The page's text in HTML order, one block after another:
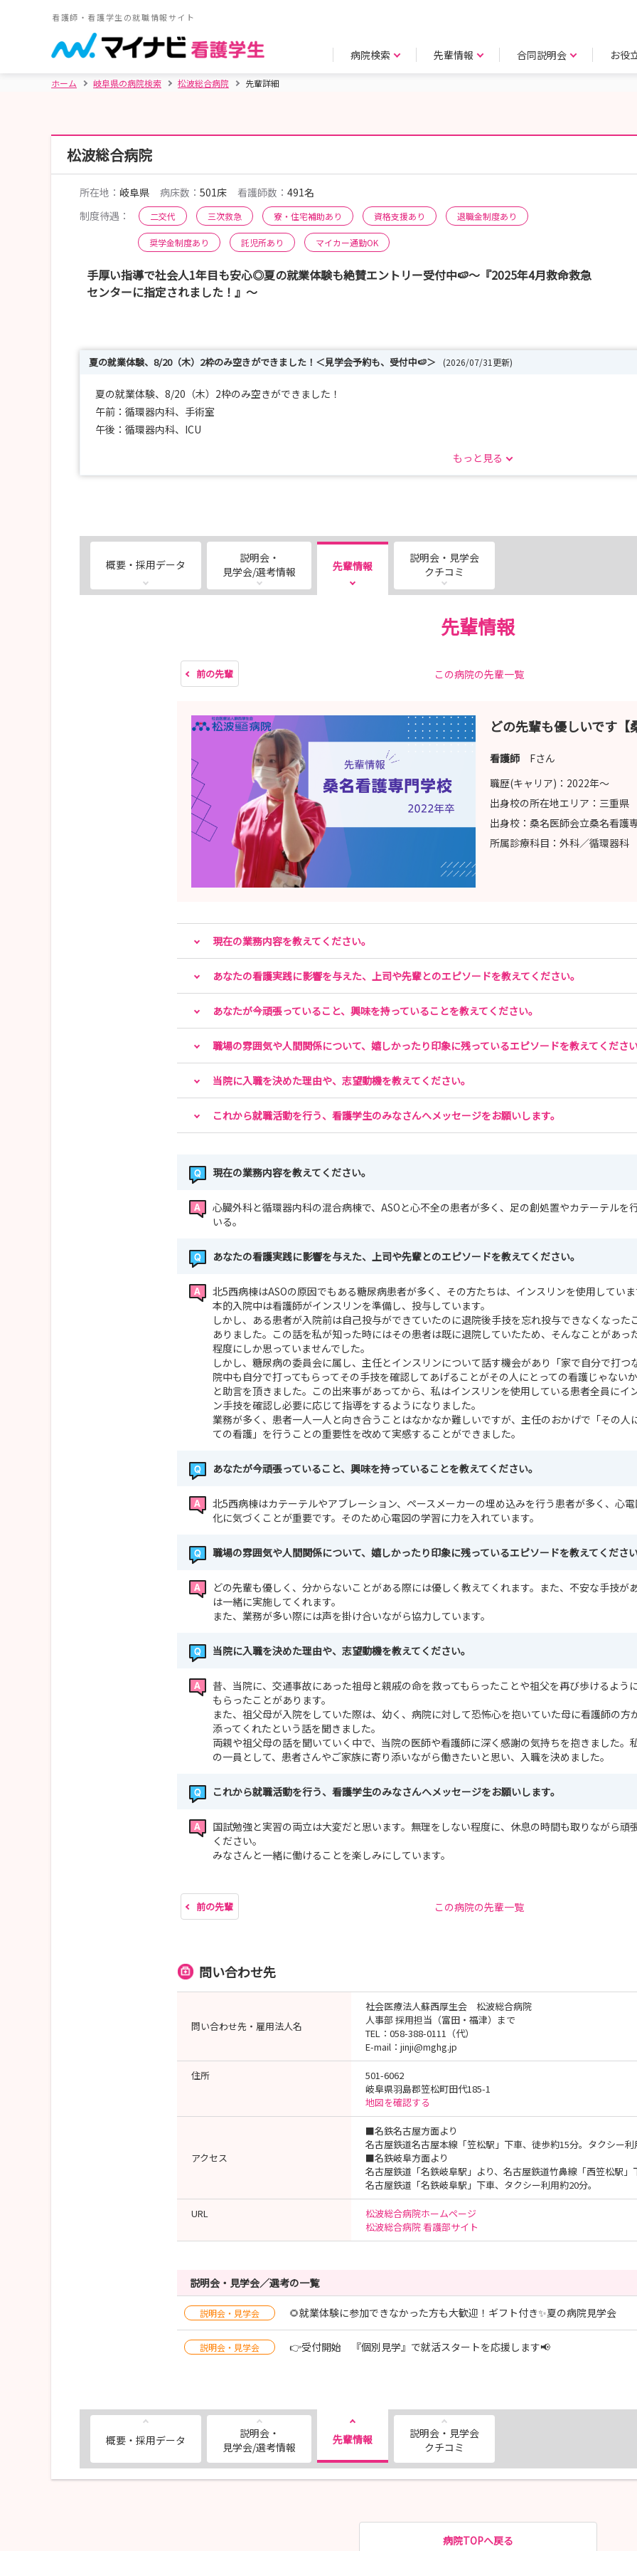
看護師・看護学生の就職情報サイト
病院検索 先輩情報 合同説明会 お役
ホーム 岐阜県の病院検索 松波総合病院 先輩詳細
松波総合病院
所在地： 岐阜県 病床数： 501床 看護師数： 491名
制度待遇：
二交代 三次救急 寮・住宅補助あり 資格支援あり 退職金制度あり
奨学金制度あり 託児所あり マイカー通勤OK
手厚い指導で社会人1年目も安心◎夏の就業体験も絶賛エントリー受付中🍉～『2025年4月救命救急
センターに指定されました！』〜
夏の就業体験、8/20（木）2枠のみ空きができました！＜見学会予約も、受付中🍉＞ (2026/07/31更新)
夏の就業体験、8/20（木）2枠のみ空きができました！
午前：循環器内科、手術室
午後：循環器内科、ICU
🌈Mフローチャート🌈
いろんな病院の話を軽く聞きたい→ STEP ０：就職ガイダンスに行ってみよう🏥
病院の中をぐるっと見てみたい→ STEP 1：病院見学に来てみよう🏥
実際に病棟を体験したい→ STEP 2：インターンシップに参加しよう🩺
🎀STEP ０：就職ガイダンスに行ってみよう🏥
短時間でいろんな病院の話が聞けるのはオトク🥰
🎀STEP 1：病院見学に来てみよう🏥
リアルな職場の雰囲気を感じられるチャンス！
先輩ナースや採用担当者へ質問し放題👀💬希望日程を教えてください🙌
🎀STEP 2：就業体験に参加しよう🩺
🎀STEP 3：国試対策セミナー＋病院見学会に参加しよう📚
お勉強イベントとして秋に開催予定です🍁
いよいよラストステージ🌈
あなたの想いを伝えてください📣✨
😀STEP 4裏ステージ：内定者向けイベントに参加しよう😀
STEP３の国試対策セミナーと合わせるとかなり広い範囲をカバーできます！
みなさんにお会いできる日を楽しみにしています🫠
もっと見る
概要・採用データ
説明会・
見学会/選考情報
先輩情報
説明会・見学会
クチコミ
先輩情報
前の先輩 この病院の先輩一覧
どの先輩も優しいです【
看護師 Fさん
職歴(キャリア)： 2022年〜
出身校の所在地エリア： 三重県
出身校： 桑名医師会立桑名看護
所属診療科目： 外科／循環器科
現在の業務内容を教えてください。
あなたの看護実践に影響を与えた、上司や先輩とのエピソードを教えてください。
あなたが今頑張っていること、興味を持っていることを教えてください。
職場の雰囲気や人間関係について、嬉しかったり印象に残っているエピソードを教えてください
当院に入職を決めた理由や、志望動機を教えてください。
これから就職活動を行う、看護学生のみなさんへメッセージをお願いします。
現在の業務内容を教えてください。
心臓外科と循環器内科の混合病棟で、ASOと心不全の患者が多く、足の創処置やカテーテルを
いる。
あなたの看護実践に影響を与えた、上司や先輩とのエピソードを教えてください。
北5西病棟はASOの原因でもある糖尿病患者が多く、その方たちは、インスリンを使用してい
本的入院中は看護師がインスリンを準備し、投与しています。
しかし、ある患者が入院前は自己投与ができていたのに退院後手技を忘れ投与できなくなった
ありました。この話を私が知った時にはその患者は既に退院していたため、そんなことがあっ
程度にしか思っていませんでした。
しかし、糖尿病の委員会に属し、主任とインスリンについて話す機会があり「家で自分で打つ
院中も自分で打ってもらってその手技を確認してあげることがその人にとっての看護じゃないか
と助言を頂きました。この出来事があってから、私はインスリンを使用している患者全員にイ
ン手技を確認し必要に応じて指導をするようになりました。
業務が多く、患者一人一人と向き合うことはなかなか難しいですが、主任のおかげで「その人
ての看護」を行うことの重要性を改めて実感することができました。
あなたが今頑張っていること、興味を持っていることを教えてください。
北5西病棟はカテーテルやアブレーション、ペースメーカーの埋め込みを行う患者が多く、心
化に気づくことが重要です。そのため心電図の学習に力を入れています。
職場の雰囲気や人間関係について、嬉しかったり印象に残っているエピソードを教えてください
どの先輩も優しく、分からないことがある際には優しく教えてくれます。また、不安な手技が
は一緒に実施してくれます。
また、業務が多い際には声を掛け合いながら協力しています。
当院に入職を決めた理由や、志望動機を教えてください。
昔、当院に、交通事故にあった祖母と親戚の命を救ってもらったことや祖父を再び歩けるよう
もらったことがあります。
また、祖父母が入院をしていた際は、幼く、病院に対して恐怖心を抱いていた母に看護師の方
添ってくれたという話を聞きました。
両親や祖父母の話を聞いていく中で、当院の医師や看護師に深く感謝の気持ちを抱きました。
の一員として、患者さんやご家族に寄り添いながら働きたいと思い、入職を決めました。
これから就職活動を行う、看護学生のみなさんへメッセージをお願いします。
国試勉強と実習の両立は大変だと思います。無理をしない程度に、休息の時間も取りながら頑
ください。
みなさんと一緒に働けることを楽しみにしています。
前の先輩 この病院の先輩一覧
問い合わせ先
問い合わせ先・雇用法人名
社会医療法人蘇西厚生会 松波総合病院
人事部 採用担当（富田・福津）まで
TEL：058-388-0111（代）
E-mail：jinji@mghg.jp
住所
501-6062
岐阜県羽島郡笠松町田代185-1
地図を確認する
アクセス
■名鉄名古屋方面より
名古屋鉄道名古屋本線「笠松駅」下車、徒歩約15分。タクシー利
■名鉄岐阜方面より
名古屋鉄道「名鉄岐阜駅」より、名古屋鉄道竹鼻線「西笠松駅」
名古屋鉄道「名鉄岐阜駅」下車、タクシー利用約20分。
URL
松波総合病院ホームページ
松波総合病院 看護部サイト
説明会・見学会／選考の一覧
説明会・見学会 🌻就業体験に参加できなかった方も大歓迎！ギフト付き✨夏の病院見学会
説明会・見学会 👉受付開始 『個別見学』で就活スタートを応援します📢
概要・採用データ
説明会・
見学会/選考情報
先輩情報
説明会・見学会
クチコミ
病院TOPへ戻る